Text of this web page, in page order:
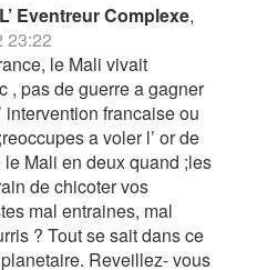
Eventreur Complexe,
23:22
le Mali vivait
, pas de guerre a gagner
intervention francaise ou
a voler l’ or de
Mali en deux quand ;les
de chicoter vos
mal entraines, mal
? Tout se sait dans ce
Reveillez- vous